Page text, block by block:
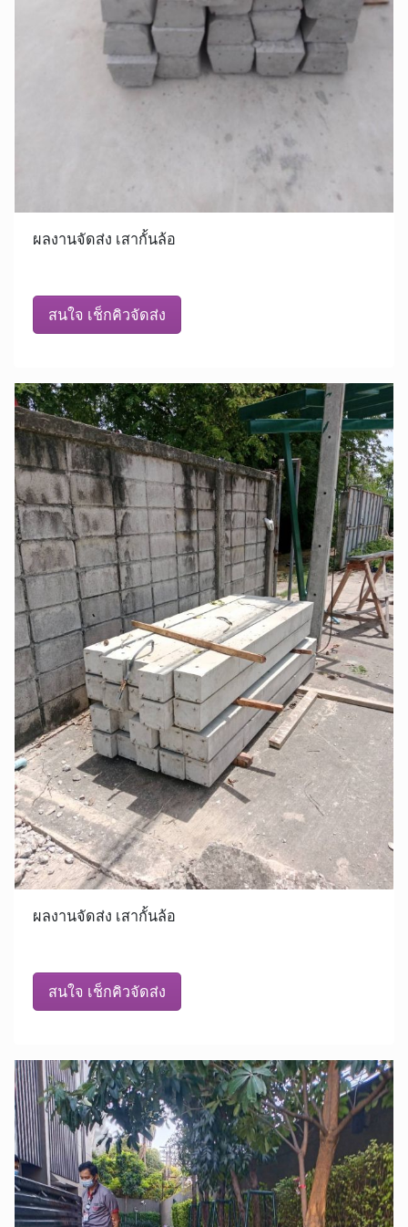
ผลงานจัดส่ง เสากั้นล้อ
สนใจ เช็กคิวจัดส่ง
ผลงานจัดส่ง เสากั้นล้อ
สนใจ เช็กคิวจัดส่ง